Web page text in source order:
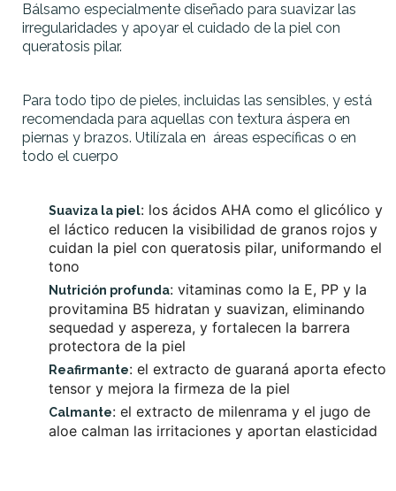
Bálsamo especialmente diseñado para suavizar las
irregularidades y apoyar el cuidado de la piel con
queratosis pilar.
Para todo tipo de pieles, incluidas las sensibles, y está
recomendada para aquellas con textura áspera en
piernas y brazos. Utilízala en áreas específicas o en
todo el cuerpo
Suaviza la piel: los ácidos AHA como el glicólico y
el láctico reducen la visibilidad de granos rojos y
cuidan la piel con queratosis pilar, uniformando el
tono
Nutrición profunda: vitaminas como la E, PP y la
provitamina B5 hidratan y suavizan, eliminando
sequedad y aspereza, y fortalecen la barrera
protectora de la piel
Reafirmante: el extracto de guaraná aporta efecto
tensor y mejora la firmeza de la piel
Calmante: el extracto de milenrama y el jugo de
aloe calman las irritaciones y aportan elasticidad